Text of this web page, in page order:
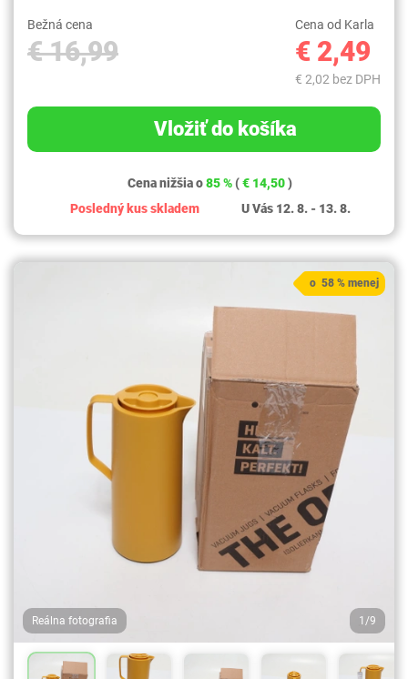
Bežná cena
€ 16,99
Cena od Karla
€ 2,49
€ 2,02 bez DPH
Vložiť do košíka
Cena nižšia o85 % (€ 14,50)
Posledný kus skladem
U Vás 12. 8. - 13. 8.
Reálna fotografia 1/9
o 58 % menej